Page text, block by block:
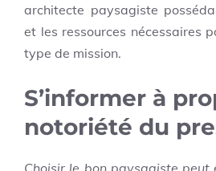
architecte paysagiste
et les ressources nécessaires
type de mission.
S’informer à
notoriété du
Choisir le bon paysagiste peut